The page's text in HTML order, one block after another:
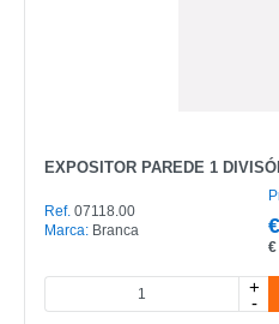
EXPOSITOR PAREDE 1
Ref. 07118.00
Marca: Branca €
€
+
-